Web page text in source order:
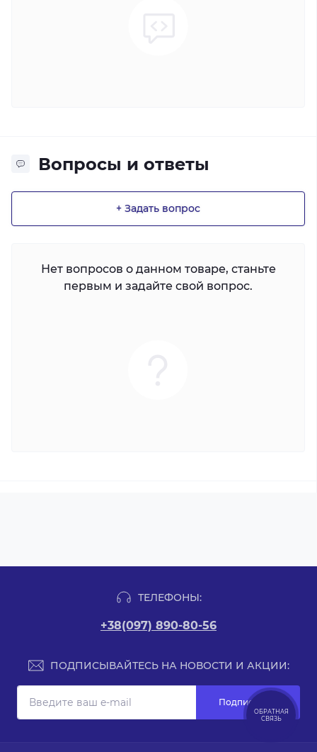
Вопросы и ответы
+ Задать вопрос
Нет вопросов о данном товаре, станьте
первым и задайте свой вопрос.
ТЕЛЕФОНЫ:
+38(097) 890-80-56
ПОДПИСЫВАЙТЕСЬ НА НОВОСТИ И АКЦИИ:
Подписаться
ОБРАТНАЯ
СВЯЗЬ